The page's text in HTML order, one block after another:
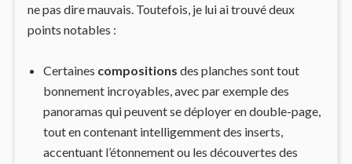
ne pas dire mauvais. Toutefois, je lui ai trouvé deux
points notables :
Certaines compositions des planches sont tout
bonnement incroyables, avec par exemple des
panoramas qui peuvent se déployer en double-page,
tout en contenant intelligemment des inserts,
accentuant l’étonnement ou les découvertes des